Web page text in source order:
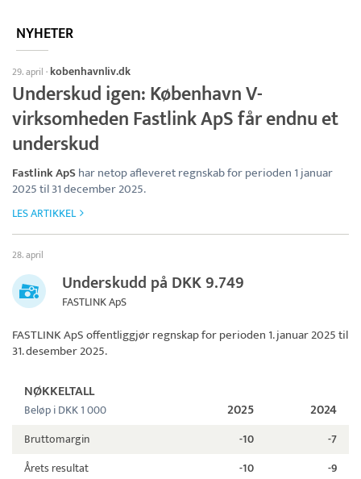
NYHETER
29. april · kobenhavnliv.dk
Underskud igen: København V-
virksomheden Fastlink ApS får endnu et
underskud
Fastlink ApShar netop afleveret regnskab for perioden 1 januar
2025 til 31 december 2025.
LES ARTIKKEL
28. april
Underskudd på DKK 9.749
FASTLINK ApS
FASTLINK ApSoffentliggjør regnskap for perioden 1. januar 2025 til
31. desember 2025.
NØKKELTALL
Beløp i DKK 1 000 2025 2024
Bruttomargin -10
-7
Årets resultat
-10
-9